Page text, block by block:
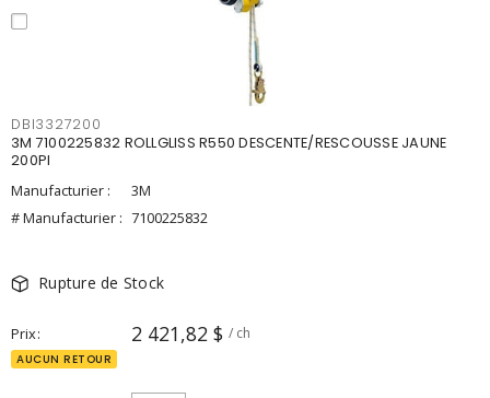
DBI3327200
3M 7100225832 ROLLGLISS R550 DESCENTE/RESCOUSSE JAUNE
200PI
Manufacturier :
3M
# Manufacturier : 7100225832
Rupture de Stock
Prix 2 421,82 $ / ch
AUCUN RETOUR